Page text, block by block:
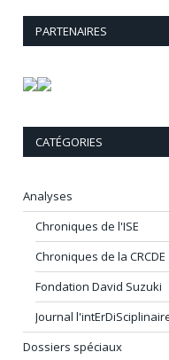
PARTENAIRES
CATÉGORIES
Analyses
Chroniques de l'ISE
Chroniques de la CRCDE
Fondation David Suzuki
Journal
Dossiers spéciaux